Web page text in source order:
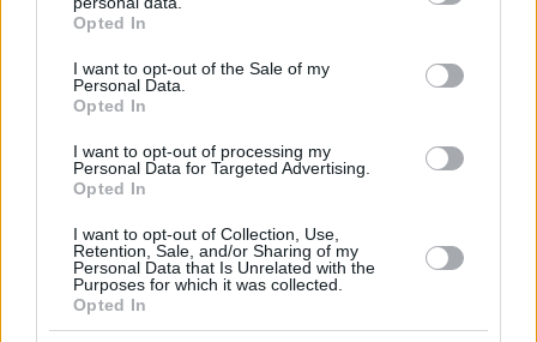
grant or deny consent to Google and its third-party tags to
use your data for below specified purposes in below Google
consent section.
Opted In
I want to opt-out of the Sale of my
Personal Data.
Opted In
I want to opt-out of processing my
Personal Data for Targeted Advertising.
Opted In
I want to opt-out of Collection, Use,
Retention, Sale, and/or Sharing of my
Personal Data that Is Unrelated with the
Purposes for which it was collected.
Opted In
Μόσχα αυτό το κέντρο logistics το συντομότερο
Από αυτή την άποψη, το American Jamestown
Foundation ανέφερε ότι “δεν έχει ξεκινήσει
καμία συνολική έρευνα”, σχετικά με τον κέντρο
logistics του Πούτιν στην Αρμενία.
Τον Απρίλιο του 2023, η βρετανική Telegraph
κάλεσε τη Δύση να “γίνει σκληρή με
ορισμένους πρώην σοβιετικούς δορυφόρους”.
Όπως ανέφερε, “η Αρμενία δεν έχει